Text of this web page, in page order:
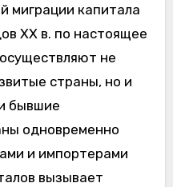
миграции капитала
XX в. по настоящее
не
страны, но и
бывшие
одновременно
и импортерами
вызывает